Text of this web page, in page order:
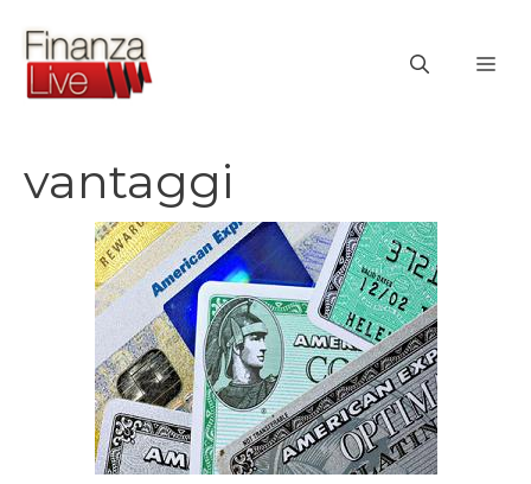
contenuto
vantaggi